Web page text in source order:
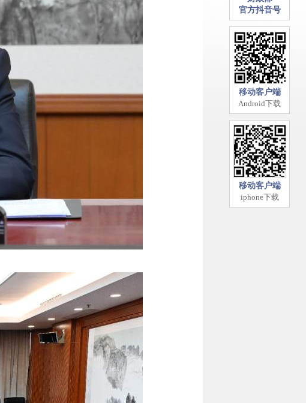
官方抖音号
移动客户端
Android下载
移动客户端
iphone下载